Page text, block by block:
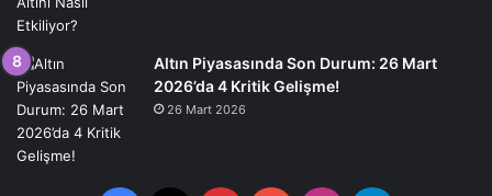
Altın Piyasasında Son Durum: 26 Mart
2026’da 4 Kritik Gelişme!
26 Mart 2026